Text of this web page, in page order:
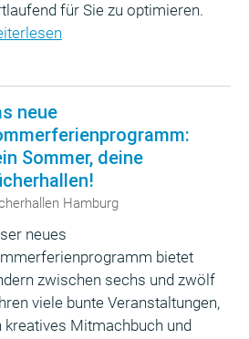
für Sie zu optimieren.
neue
Sommer, deine
Hamburg
neues
bietet
zwischen sechs und zwölf
viele bunte Veranstaltungen,
kreatives Mitmachbuch und